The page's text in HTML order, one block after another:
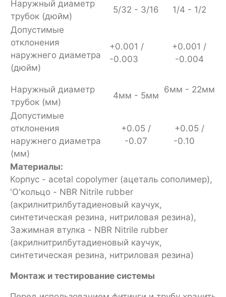
Наружный диаметр
трубок (дюйм)
5/32 - 3/16
1/4 - 1/2
Допустимые
отклонения
наружнего диаметра
(дюйм)
+0.001 /
-0.003
+0.001 /
-0.004
Наружный диаметр
трубок (мм)
4мм - 5мм
6мм - 22мм
Допустимые
отклонения
наружнего диаметра
(мм)
+0.05 /
-0.07
+0.05 /
-0.10
Материалы:
Корпус - acetal copolymer (ацеталь сополимер),
'O'кольцо - NBR Nitrile rubber
(акрилнитрилбутадиеновый каучук,
синтетическая резина, нитриловая резина),
Зажимная втулка - NBR Nitrile rubber
(акрилнитрилбутадиеновый каучук,
синтетическая резина, нитриловая резина)
Монтаж и тестирование системы